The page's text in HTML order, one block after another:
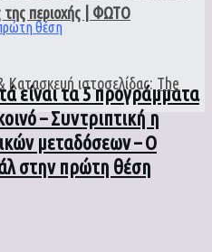
είναι τα 5 προγράμματα
– Συντριπτική η
μεταδόσεων – Ο
στην πρώτη θέση
της περιοχής | ΦΩΤΟ
Κατασκευή ιστοσελίδας: The